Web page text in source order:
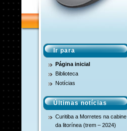
Ir para
Página inicial
Biblioteca
Notícias
Últimas notícias
Curitiba a Morretes na cabine
da litorínea (trem – 2024)